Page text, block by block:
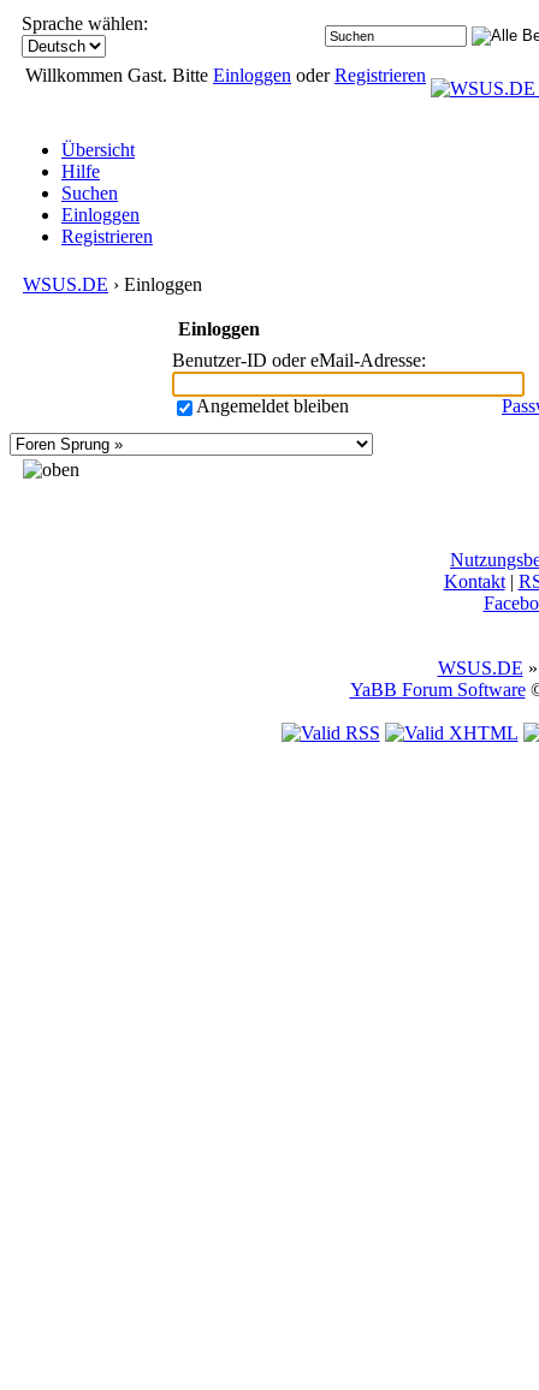
Sprache wählen:
Willkommen Gast. Bitte Einloggen oderRegistrieren
Übersicht
Hilfe
Suchen
Einloggen
Registrieren
WSUS.DE › Einloggen
Einloggen
Benutzer-ID oder eMail-Adresse:
Angemeldet bleiben
Kontakt|
WSUS.DE
YaBB Forum Software©